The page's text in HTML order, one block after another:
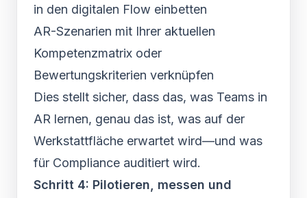
in den digitalen Flow einbetten
AR-Szenarien mit Ihrer aktuellen
Kompetenzmatrix oder
Bewertungskriterien verknüpfen
Dies stellt sicher, dass das, was Teams in
AR lernen, genau das ist, was auf der
Werkstattfläche erwartet wird—und was
für Compliance auditiert wird.
Schritt 4: Pilotieren, messen und